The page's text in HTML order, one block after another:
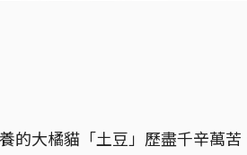
的大橘貓「土豆」歷盡千辛萬